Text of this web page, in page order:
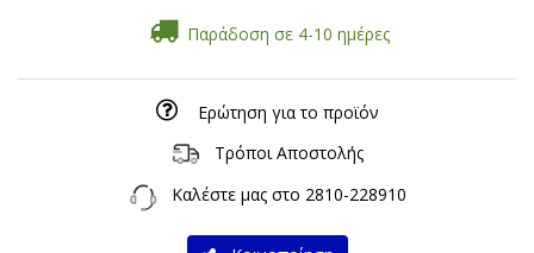
Παράδοση σε 4-10 ημέρες
Ερώτηση για το προϊόν
Τρόποι Αποστολής
Καλέστε μας στο 2810-228910